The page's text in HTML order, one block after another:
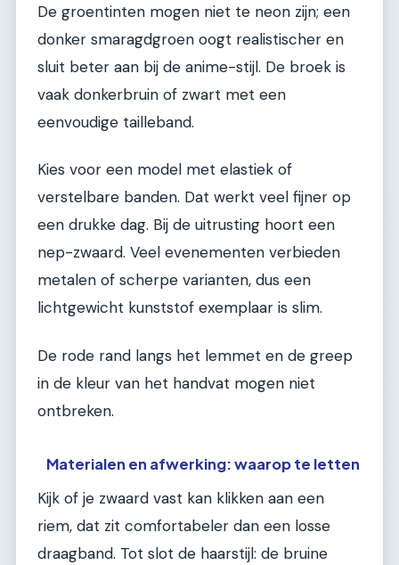
De groentinten mogen niet te neon zijn; een
donker smaragdgroen oogt realistischer en
sluit beter aan bij de anime-stijl. De broek is
vaak donkerbruin of zwart met een
eenvoudige tailleband.
Kies voor een model met elastiek of
verstelbare banden. Dat werkt veel fijner op
een drukke dag. Bij de uitrusting hoort een
nep-zwaard. Veel evenementen verbieden
metalen of scherpe varianten, dus een
lichtgewicht kunststof exemplaar is slim.
De rode rand langs het lemmet en de greep
in de kleur van het handvat mogen niet
ontbreken.
Materialen en afwerking: waarop te letten
Kijk of je zwaard vast kan klikken aan een
riem, dat zit comfortabeler dan een losse
draagband. Tot slot de haarstijl: de bruine